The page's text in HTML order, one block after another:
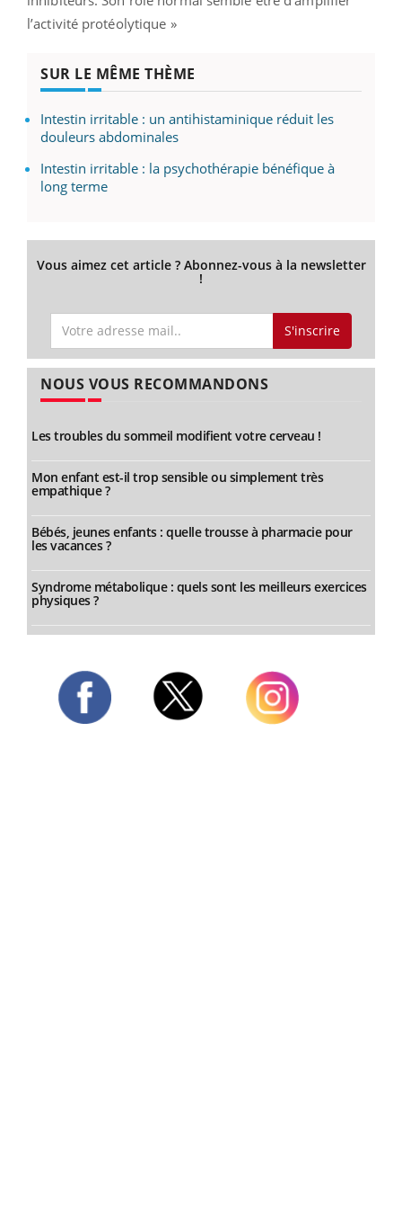
l’activité protéolytique »
SUR LE MÊME THÈME
Intestin irritable : un antihistaminique réduit les
douleurs abdominales
Intestin irritable : la psychothérapie bénéfique à
long terme
Vous aimez cet article ? Abonnez-vous à la newsletter
!
S'inscrire
NOUS VOUS RECOMMANDONS
Les troubles du sommeil modifient votre cerveau !
Mon enfant est-il trop sensible ou simplement très
empathique ?
Bébés, jeunes enfants : quelle trousse à pharmacie pour
les vacances ?
Syndrome métabolique : quels sont les meilleurs exercices
physiques ?